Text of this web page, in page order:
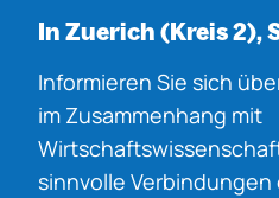
In Zuerich (Kreis 2),
Informieren Sie sich
im Zusammenhang mit
sinnvolle